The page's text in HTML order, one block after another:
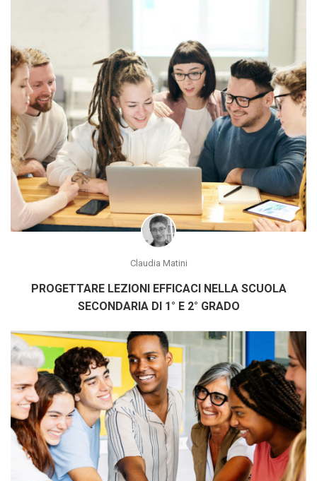
Claudia Matini
PROGETTARE LEZIONI EFFICACI NELLA SCUOLA
SECONDARIA DI 1° E 2° GRADO